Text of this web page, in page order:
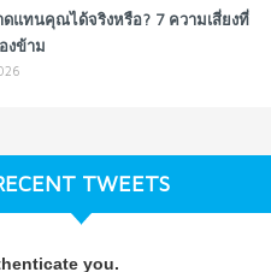
ดแทนคุณได้จริงหรือ? 7 ความเสี่ยงที่
งข้าม
TWEETS
you.